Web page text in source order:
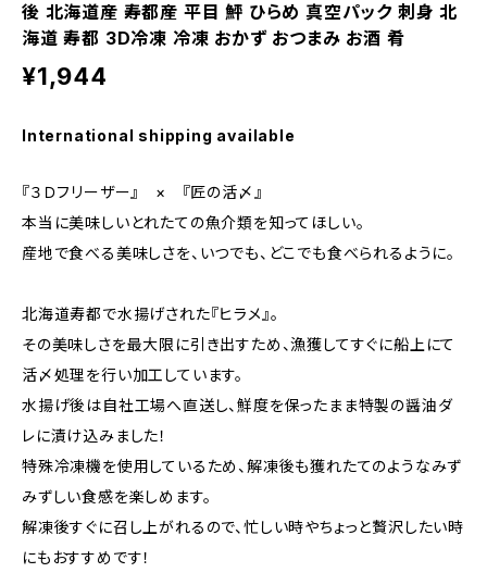
後 北海道産 寿都産 平目 鮃 ひらめ 真空パック 刺身 北
海道 寿都 3D冷凍 冷凍 おかず おつまみ お酒 肴
¥1,944
International shipping available
『３Ｄフリーザー』 × 『匠の活〆』
本当に美味しいとれたての魚介類を知ってほしい。
産地で食べる美味しさを、いつでも、どこでも食べられるように。
北海道寿都で水揚げされた『ヒラメ』。
その美味しさを最大限に引き出すため、漁獲してすぐに船上にて
活〆処理を行い加工しています。
水揚げ後は自社工場へ直送し、鮮度を保ったまま特製の醤油ダ
レに漬け込みました！
特殊冷凍機を使用しているため、解凍後も獲れたてのようなみず
みずしい食感を楽しめます。
解凍後すぐに召し上がれるので、忙しい時やちょっと贅沢したい時
にもおすすめです！